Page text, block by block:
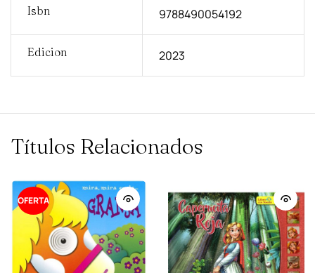
Isbn 9788490054192
Edicion 2023
Títulos Relacionados
OFERTA